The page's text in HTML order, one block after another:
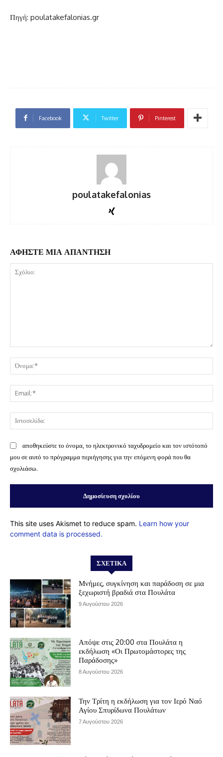
Πηγή: poulatakefalonias.gr
Facebook Twitter Pinterest
poulatakefalonias
ΑΦΗΣΤΕ ΜΙΑ ΑΠΑΝΤΗΣΗ
αποθηκεύστε το όνομα, το ηλεκτρονικό ταχυδρομείο και τον ιστότοπό
μου σε αυτό το πρόγραμμα περιήγησης για την επόμενη φορά που θα
σχολιάσω.
This site uses Akismet to reduce spam. Learn how your
comment data is processed.
ΣΧΕΤΙΚΆ
Μνήμες, συγκίνηση και παράδοση σε μια
ξεχωριστή βραδιά στα Πουλάτα
9 Αυγούστου 2026
Απόψε στις 20:00 στα Πουλάτα η
εκδήλωση «Οι Πρωτομάστορες της
Παράδοσης»
8 Αυγούστου 2026
Την Τρίτη η εκδήλωση για τον Ιερό Ναό
Αγίου Σπυρίδωνα Πουλάτων
7 Αυγούστου 2026